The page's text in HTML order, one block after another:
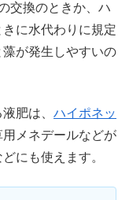
交換のときか、ハ
に水代わりに規定
が発生しやすいの
肥は、 ハイポネッ
メネデールなどが
にも使えます。